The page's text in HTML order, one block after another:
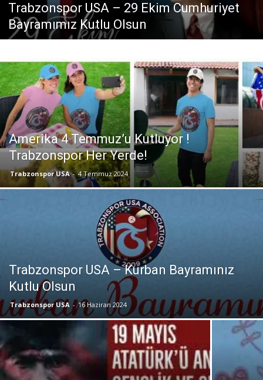
Trabzonspor USA – 29 Ekim Cumhuriyet
Bayramımız Kutlu Olsun
Amerika 4 Temmuz’u Kutluyor !
Trabzonspor Her Yerde!
Trabzonspor USA - 4 Temmuz 2024
Trabzonspor USA – Kurban Bayramınız
Kutlu Olsun
Trabzonspor USA - 16 Haziran 2024